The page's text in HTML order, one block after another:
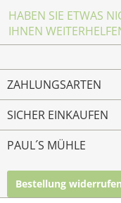
HABEN SIE ETWAS
IHNEN
ZAHLUNGSARTEN
SICHER EINKAUFEN
PAUL´S MÜHLE
Bestellung